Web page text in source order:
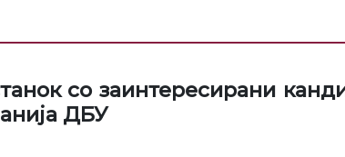
со заинтересирани
ДБУ